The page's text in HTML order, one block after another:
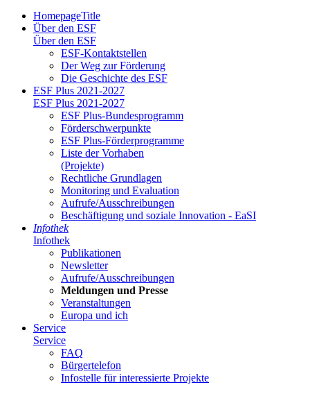
HomepageTitle
Über den ESF
Über den ESF
ESF-Kon­takt­stel­len
Der Weg zur För­de­rung
Die Ge­schich­te des ESF
ESF Plus 2021-2027
ESF Plus 2021-2027
ESF Plus-Bun­des­pro­gramm
För­der­schwer­punk­te
ESF Plus-För­der­pro­gram­me
Lis­te der Vor­ha­ben
(Pro­jek­te)
Recht­li­che Grund­la­gen
Mo­ni­to­ring und Eva­lua­ti­on
Auf­ru­fe/Aus­schrei­bun­gen
Be­schäf­ti­gung und so­zia­le In­no­va­ti­on - Ea­SI
In­fo­thek
In­fo­thek
Pu­bli­ka­tio­nen
Newslet­ter
Auf­ru­fe/Aus­schrei­bun­gen
Mel­dun­gen und Pres­se
Ver­an­stal­tun­gen
Eu­ro­pa und ich
Ser­vice
Ser­vice
FAQ
Bür­ger­te­le­fon
In­fo­stel­le für in­ter­es­sier­te Pro­jek­te